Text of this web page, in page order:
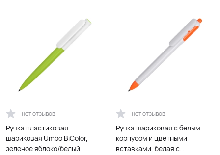
нет отзывов
Ручка пластиковая
шариковая Umbo BiColor,
зеленое яблоко/белый
нет отзывов
Ручка шариковая с белым
корпусом и цветными
вставками, белая с